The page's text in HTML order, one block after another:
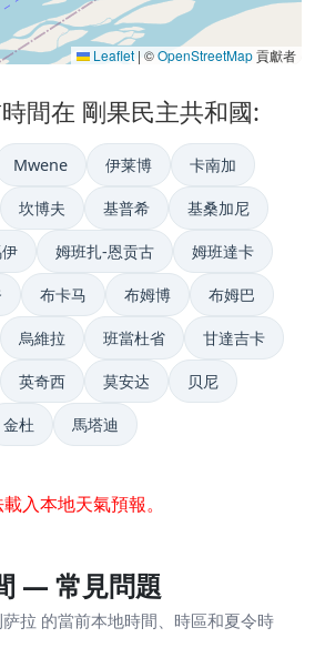
Leaflet | ©OpenStreetMap貢獻者
間在 剛果民主共和國:
Mwene 伊莱博 卡南加
坎博夫 基普希 基桑加尼
姆班扎-恩贡古 姆班達卡
布卡马 布姆博 布姆巴
烏維拉 班當杜省 甘達吉卡
英奇西 莫安达 贝尼
金杜 馬塔迪
入本地天氣預報。
— 常見問題
拉 的當前本地時間、時區和夏令時